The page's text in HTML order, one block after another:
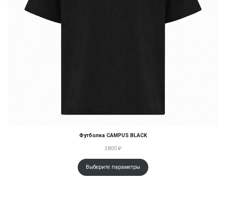
Футболка CAMPUS BLACK
3800 ₽
Выберите параметры